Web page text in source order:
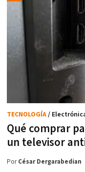
Qué comprar
un televisor
TECNOLOGÍA/
PorCésar Dergarabedian